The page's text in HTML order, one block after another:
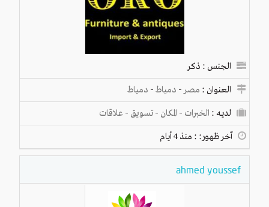
الجنس : ذكر
العنوان : مصر- دمياط- دمياط
لديـه : الخبرات - المكان - تسويق - علاقات
آخر ظهور: : منذ 4 أيام
ahmed youssef